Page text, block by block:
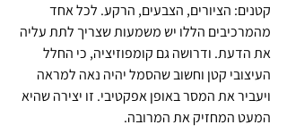
קטנים: הציורים, הצבעים, הרקע. לכל אחד
מהמרכיבים הללו יש משמעות שצריך לתת עליה
את הדעת. ודרושה גם קומפוזיציה, כי החלל
העיצובי קטן וחשוב שהסמל יהיה נאה למראה
ויעביר את המסר באופן אפקטיבי. זו יצירה שהיא
המעט המחזיק את המרובה.